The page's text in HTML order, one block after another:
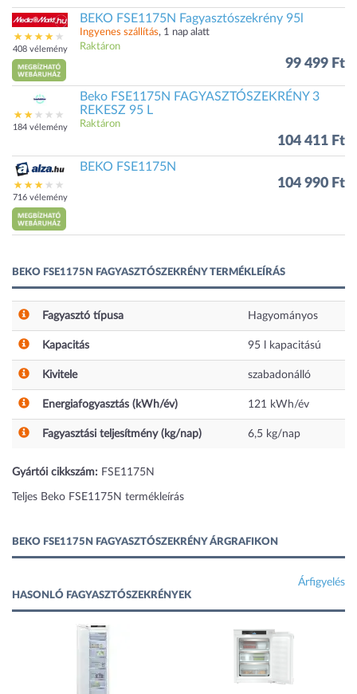
408 vélemény
BEKO FSE1175N Fagyasztószekrény 95l
Ingyenes szállítás, 1 nap alatt
Raktáron
99 499 Ft
184 vélemény
Beko FSE1175N FAGYASZTÓSZEKRÉNY 3
REKESZ 95 L
Raktáron
104 411 Ft
716 vélemény
BEKO FSE1175N
104 990 Ft
BEKO FSE1175N FAGYASZTÓSZEKRÉNY TERMÉKLEÍRÁS
Fagyasztó típusa Hagyományos
Kapacitás 95 kapacitású
Kivitele szabadonálló
Energiafogyasztás (kWh/év) 121 kWh/év
Fagyasztási teljesítmény (kg/nap) 6,5 kg/nap
Gyártói cikkszám: FSE1175N
Teljes Beko FSE1175N termékleírás
BEKO FSE1175N FAGYASZTÓSZEKRÉNY ÁRGRAFIKON
Árfigyelés
HASONLÓ FAGYASZTÓSZEKRÉNYEK